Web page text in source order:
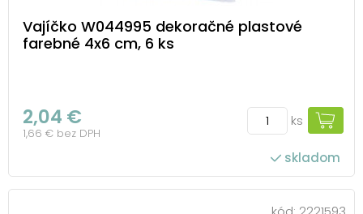
Vajíčko W044995 dekoračné plastové
farebné 4x6 cm, 6 ks
2,04 €
1,66 € bez DPH
ks
skladom